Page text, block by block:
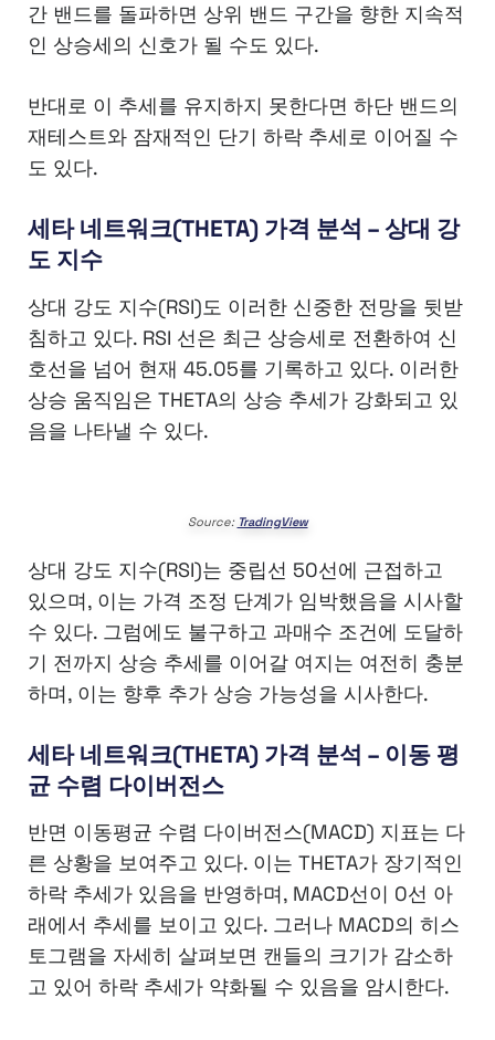
간 밴드를 돌파하면 상위 밴드 구간을 향한 지속적
인 상승세의 신호가 될 수도 있다.
반대로 이 추세를 유지하지 못한다면 하단 밴드의
재테스트와 잠재적인 단기 하락 추세로 이어질 수
도 있다.
세타 네트워크(THETA) 가격 분석 – 상대 강
도 지수
상대 강도 지수(RSI)도 이러한 신중한 전망을 뒷받
침하고 있다. RSI 선은 최근 상승세로 전환하여 신
호선을 넘어 현재 45.05를 기록하고 있다. 이러한
상승 움직임은 THETA의 상승 추세가 강화되고 있
음을 나타낼 수 있다.
Source: TradingView
상대 강도 지수(RSI)는 중립선 50선에 근접하고
있으며, 이는 가격 조정 단계가 임박했음을 시사할
수 있다. 그럼에도 불구하고 과매수 조건에 도달하
기 전까지 상승 추세를 이어갈 여지는 여전히 충분
하며, 이는 향후 추가 상승 가능성을 시사한다.
세타 네트워크(THETA) 가격 분석 – 이동 평
균 수렴 다이버전스
반면 이동평균 수렴 다이버전스(MACD) 지표는 다
른 상황을 보여주고 있다. 이는 THETA가 장기적인
하락 추세가 있음을 반영하며, MACD선이 0선 아
래에서 추세를 보이고 있다. 그러나 MACD의 히스
토그램을 자세히 살펴보면 캔들의 크기가 감소하
고 있어 하락 추세가 약화될 수 있음을 암시한다.